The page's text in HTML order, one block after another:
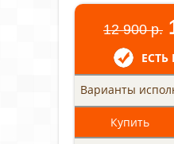
12 900 р.
Варианты